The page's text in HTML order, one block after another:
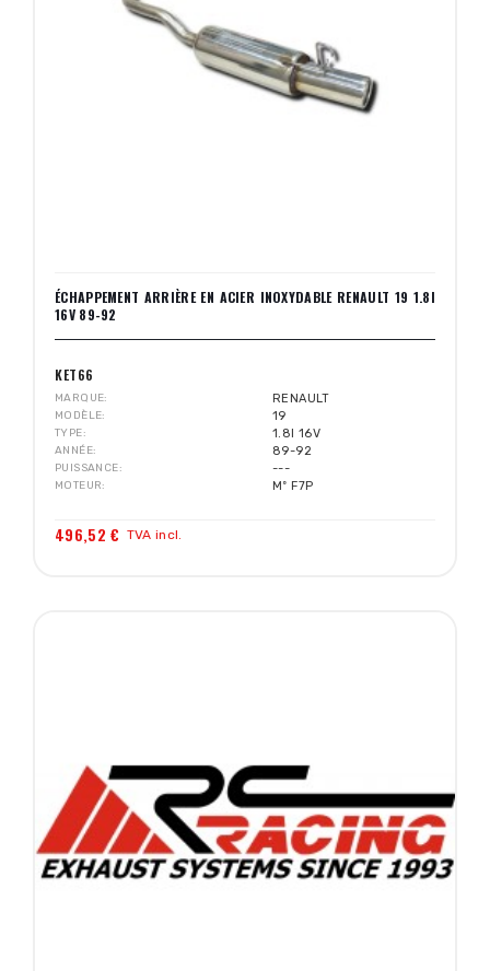
ÉCHAPPEMENT ARRIÈRE EN ACIER INOXYDABLE RENAULT 19 1.8I
16V 89-92
KET66
MARQUE RENAULT
MODÈLE 19
TYPE 1.8I 16V
ANNÉE 89-92
PUISSANCE ---
MOTEUR Mº F7P
496,52 € TVA incl.